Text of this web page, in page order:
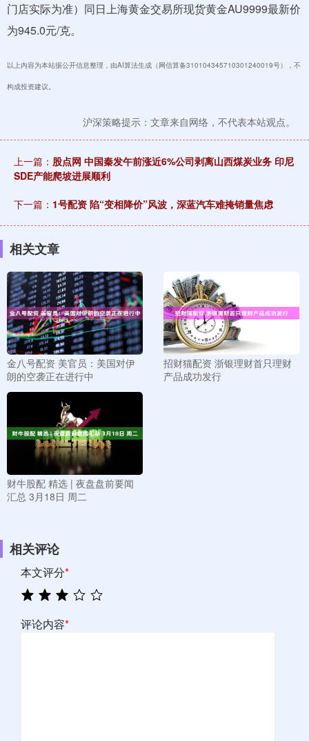
门店实际为准）同日上海黄金交易所现货黄金AU9999最新价
为945.0元/克。
以上内容为本站据公开信息整理，由AI算法生成（网信算备310104345710301240019号），不
构成投资建议。
沪深策略提示：文章来自网络，不代表本站观点。
上一篇： 股点网 中国秦发午前涨近6%公司剥离山西煤炭业务 印尼
SDE产能爬坡进展顺利
下一篇： 1号配资 陷“变相降价”风波，深蓝汽车难掩销量焦虑
相关文章
金八号配资 美官员：美国对伊
朗的空袭正在进行中
招财猫配资 浙银理财首只理财
产品成功发行
财牛股配 精选 | 夜盘盘前要闻
汇总 3月18日 周二
相关评论
本文评分*
评论内容*